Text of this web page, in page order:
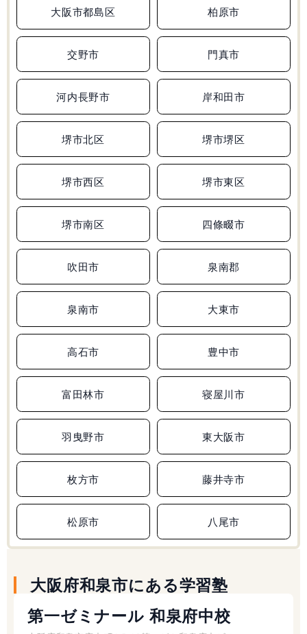
無料学力診断テスト
大阪市都島区 柏原市
交野市 門真市
河内長野市 岸和田市
堺市北区 堺市堺区
堺市西区 堺市東区
堺市南区 四條畷市
吹田市 泉南郡
泉南市 大東市
高石市 豊中市
富田林市 寝屋川市
羽曳野市 東大阪市
枚方市 藤井寺市
松原市 八尾市
大阪府和泉市にある学習塾
第一ゼミナール 和泉府中校